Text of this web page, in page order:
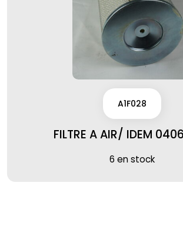
A1F028
FILTRE A AIR/ IDEM
6 en stock